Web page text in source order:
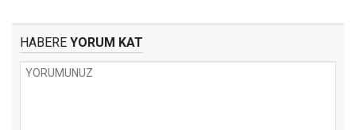
HABERE YORUM KAT